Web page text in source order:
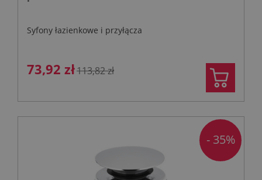
Syfony łazienkowe i przyłącza
73,92 zł113,82 zł
- 35%